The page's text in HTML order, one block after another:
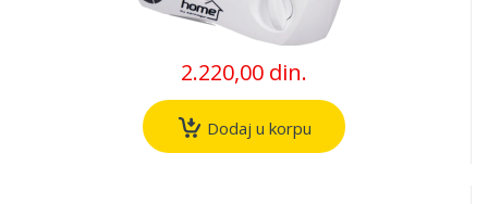
2.220,00 din.
Dodaj u korpu